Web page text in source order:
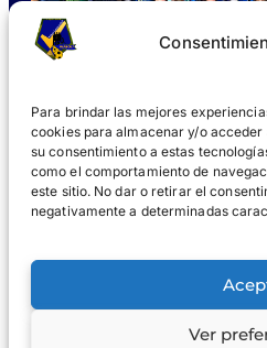
Para brindar las mejores
cookies para almacenar y/o
su consentimiento a estas
como el comportamiento de
este sitio. No dar o retirar el
negativamente a determinadas
Ver